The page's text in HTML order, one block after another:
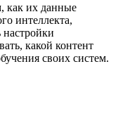
как их данные
интеллекта,
настройки
какой контент
своих систем.